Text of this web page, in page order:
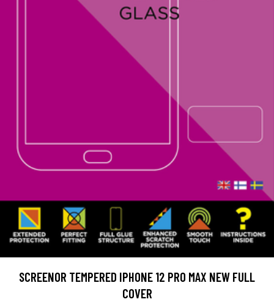
SCREENOR TEMPERED IPHONE 12 PRO MAX NEW FULL
COVER